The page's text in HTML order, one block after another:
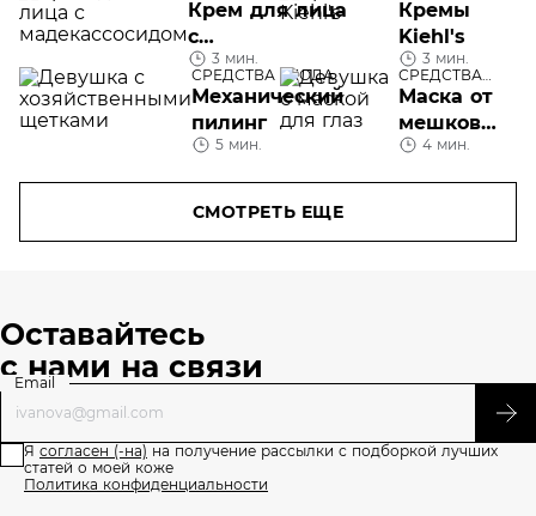
кремКрем для лица
c
мадекассосидом
3 мин.
ТЕЛОМ
Кремы
Kiehl's
3 мин.
СРЕДСТВА УХОДА
Механический
пилинг
5 мин.
СРЕДСТВА
УХОДА
Маска от
мешков
под4 мин.
СМОТРЕТЬ ЕЩЕ
Оставайтесь
с нами на связи
Email
Я согласен (-на) на получение рассылки с подборкой лучших
статей о моей коже
Политика конфиденциальности